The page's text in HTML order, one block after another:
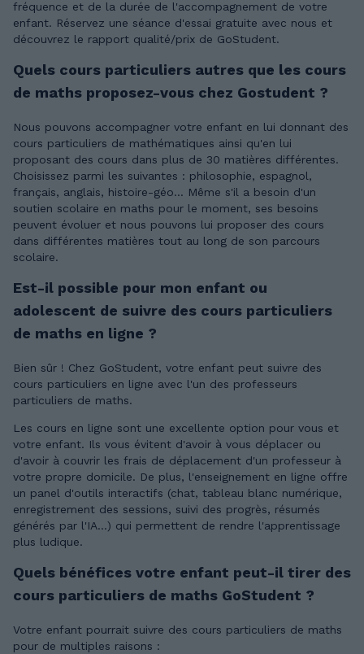
fréquence et de la durée de l'accompagnement de votre
enfant. Réservez une séance d'essai gratuite avec nous et
découvrez le rapport qualité/prix de GoStudent.
Quels cours particuliers autres que les cours
de maths proposez-vous chez Gostudent ?
Nous pouvons accompagner votre enfant en lui donnant des
cours particuliers de mathématiques ainsi qu'en lui
proposant des cours dans plus de 30 matières différentes.
Choisissez parmi les suivantes : philosophie, espagnol,
français, anglais, histoire-géo... Même s'il a besoin d'un
soutien scolaire en maths pour le moment, ses besoins
peuvent évoluer et nous pouvons lui proposer des cours
dans différentes matières tout au long de son parcours
scolaire.
Est-il possible pour mon enfant ou
adolescent de suivre des cours particuliers
de maths en ligne ?
Bien sûr ! Chez GoStudent, votre enfant peut suivre des
cours particuliers en ligne avec l'un des professeurs
particuliers de maths.
Les cours en ligne sont une excellente option pour vous et
votre enfant. Ils vous évitent d'avoir à vous déplacer ou
d'avoir à couvrir les frais de déplacement d'un professeur à
votre propre domicile. De plus, l'enseignement en ligne offre
un panel d'outils interactifs (chat, tableau blanc numérique,
enregistrement des sessions, suivi des progrès, résumés
générés par l'IA...) qui permettent de rendre l'apprentissage
plus ludique.
Quels bénéfices votre enfant peut-il tirer des
cours particuliers de maths GoStudent ?
Votre enfant pourrait suivre des cours particuliers de maths
pour de multiples raisons :